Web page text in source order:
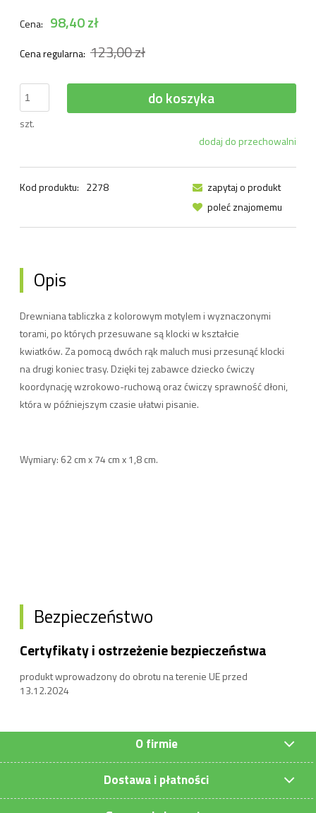
Cena: 98,40 zł
Cena regularna: 123,00 zł
szt.
do koszyka
dodaj do przechowalni
Kod produktu: 2278
zapytaj o produkt
poleć znajomemu
Opis
Drewniana tabliczka z kolorowym motylem i wyznaczonymi
torami, po których przesuwane są klocki w kształcie
kwiatków. Za pomocą dwóch rąk maluch musi przesunąć klocki
na drugi koniec trasy. Dzięki tej zabawce dziecko ćwiczy
koordynację wzrokowo-ruchową oraz ćwiczy sprawność dłoni,
która w późniejszym czasie ułatwi pisanie.
Wymiary: 62 cm x 74 cm x 1,8 cm.
Bezpieczeństwo
Certyfikaty i ostrzeżenie bezpieczeństwa
produkt wprowadzony do obrotu na terenie UE przed
13.12.2024
O firmie
Dostawa i płatności